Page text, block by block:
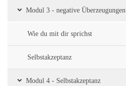
Modul 3 - negative Überzeugungen
Wie du mit dir sprichst
Selbstakzeptanz
Modul 4 - Selbstakzeptanz